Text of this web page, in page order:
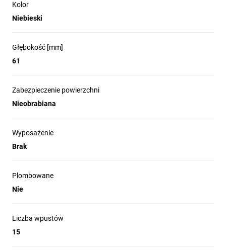
Kolor
Niebieski
Głębokość [mm]
61
Zabezpieczenie powierzchni
Nieobrabiana
Wyposażenie
Brak
Plombowane
Nie
Liczba wpustów
15